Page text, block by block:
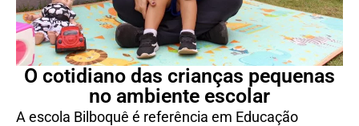
O cotidiano das crianças pequenas
no ambiente escolar
A escola Bilboquê é referência em Educação